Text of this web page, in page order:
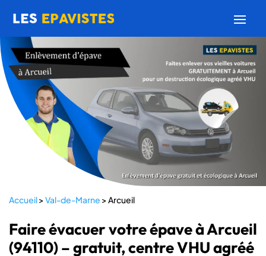
Accueil>Val-de-Marne >Arcueil
Faire évacuer votre épave à Arcueil
(94110) – gratuit, centre VHU agréé